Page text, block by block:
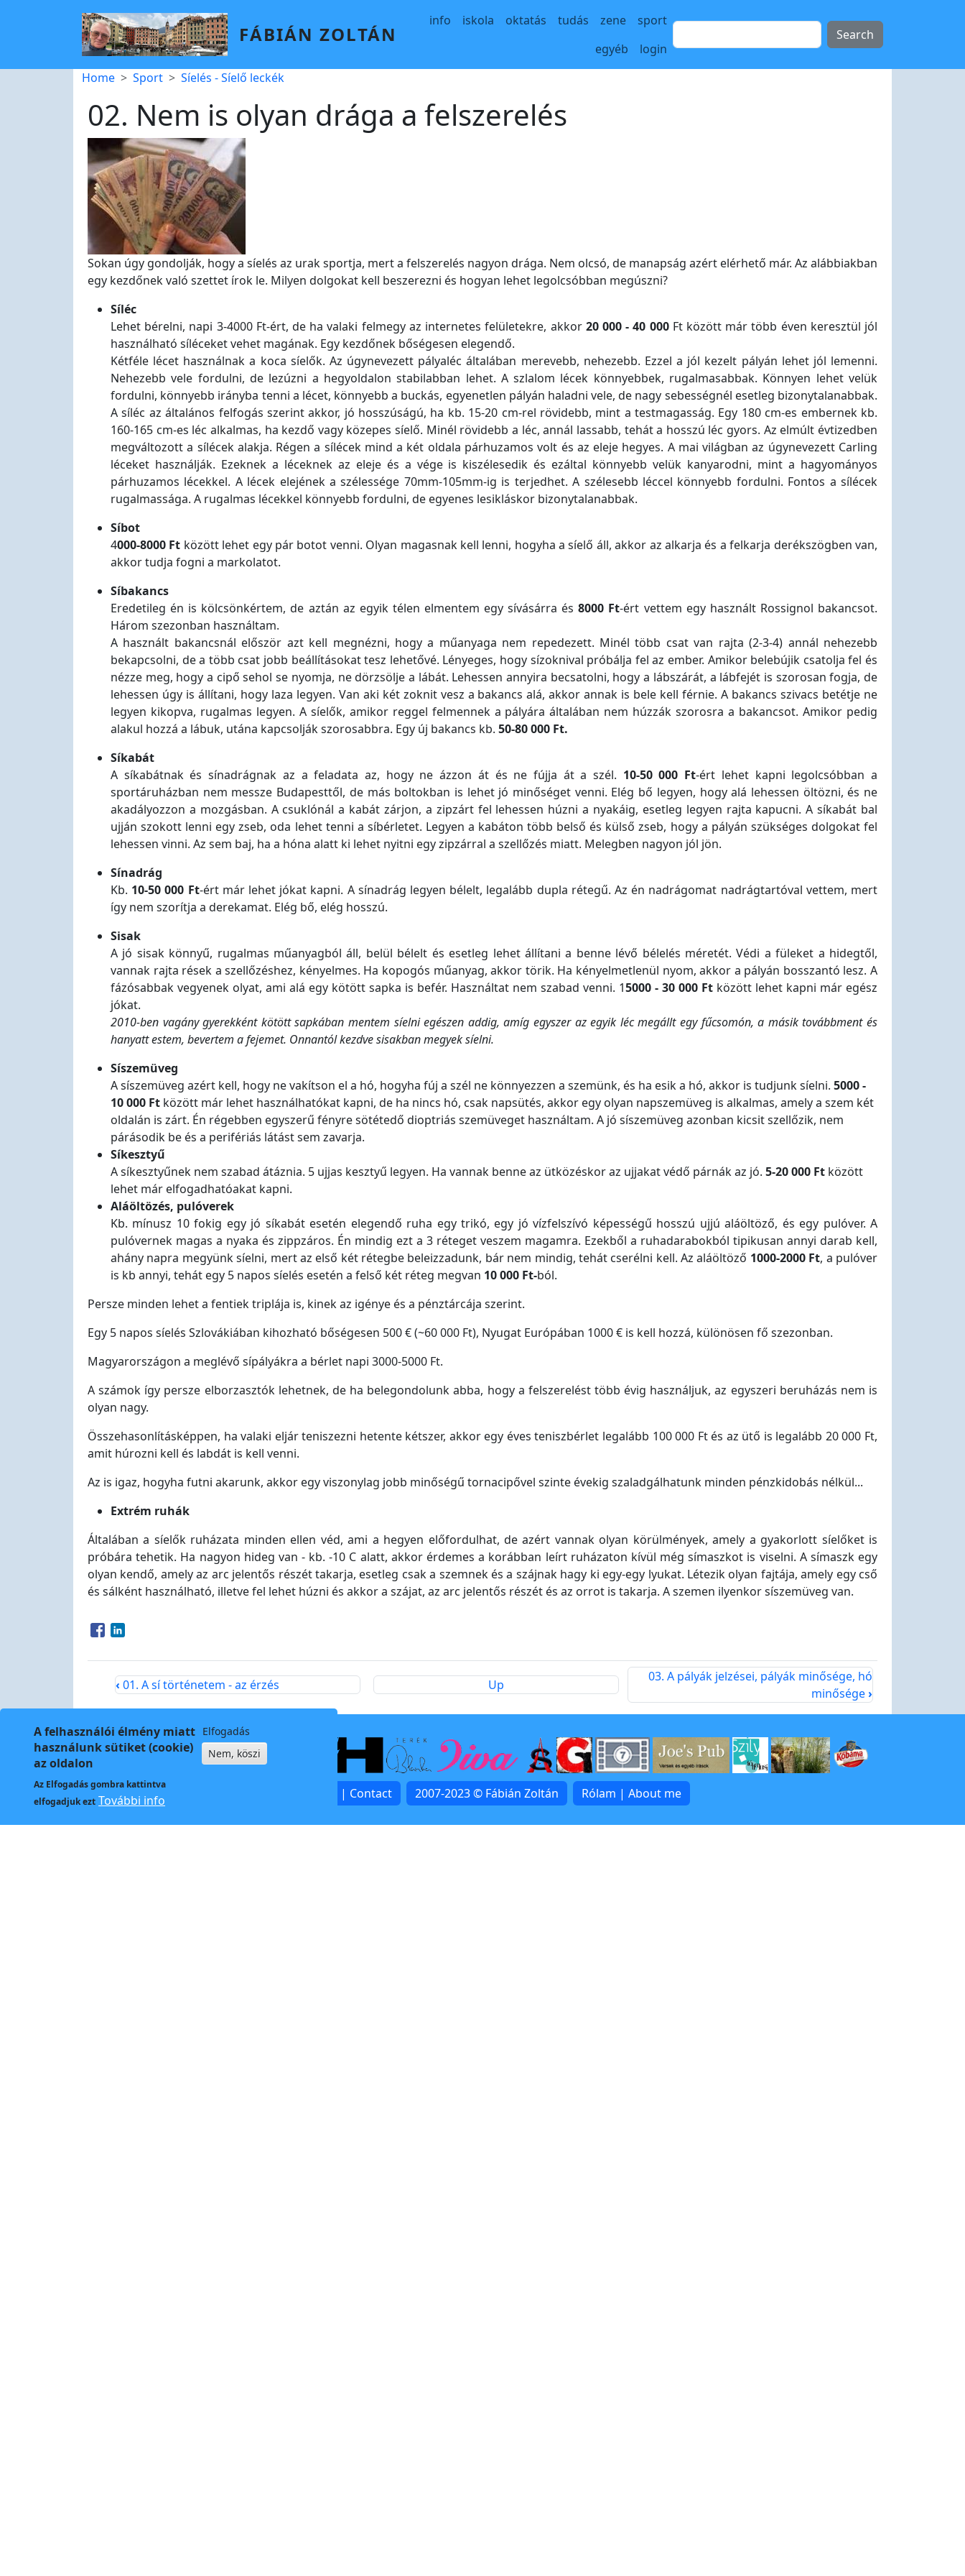
FÁBIÁN ZOLTÁN
Main navigation
info iskola oktatás tudás zene
sport
egyéb
login
Breadcrumb
Home Sport Síelés - Síelő leckék
02. Nem is olyan drága a felszerelés
Sokan úgy gondolják, hogy a síelés az urak sportja, mert a felszerelés nagyon drága. Nem olcsó, de manapság azért elérhető már. Az alábbiakban
egy kezdőnek való szettet írok le. Milyen dolgokat kell beszerezni és hogyan lehet legolcsóbban megúszni?
Síléc
Lehet bérelni, napi 3-4000 Ft-ért, de ha valaki felmegy az internetes felületekre, akkor 20 000 - 40 000Ft között már több éven keresztül jól
használható síléceket vehet magának. Egy kezdőnek bőségesen elegendő.
Kétféle lécet használnak a koca síelők. Az úgynevezett pályaléc általában merevebb, nehezebb. Ezzel a jól kezelt pályán lehet jól lemenni.
Nehezebb vele fordulni, de lezúzni a hegyoldalon stabilabban lehet. A szlalom lécek könnyebbek, rugalmasabbak. Könnyen lehet velük
fordulni, könnyebb irányba tenni a lécet, könnyebb a buckás, egyenetlen pályán haladni vele, de nagy sebességnél esetleg bizonytalanabbak.
A síléc az általános felfogás szerint akkor, jó hosszúságú, ha kb. 15-20 cm-rel rövidebb, mint a testmagasság. Egy 180 cm-es embernek kb.
160-165 cm-es léc alkalmas, ha kezdő vagy közepes síelő. Minél rövidebb a léc, annál lassabb, tehát a hosszú léc gyors. Az elmúlt évtizedben
megváltozott a sílécek alakja. Régen a sílécek mind a két oldala párhuzamos volt és az eleje hegyes. A mai világban az úgynevezett Carling
léceket használják. Ezeknek a léceknek az eleje és a vége is kiszélesedik és ezáltal könnyebb velük kanyarodni, mint a hagyományos
párhuzamos lécekkel. A lécek elejének a szélessége 70mm-105mm-ig is terjedhet. A szélesebb léccel könnyebb fordulni. Fontos a sílécek
rugalmassága. A rugalmas lécekkel könnyebb fordulni, de egyenes lesikláskor bizonytalanabbak.
Síbot
4000-8000 Ft között lehet egy pár botot venni. Olyan magasnak kell lenni, hogyha a síelő áll, akkor az alkarja és a felkarja derékszögben van,
akkor tudja fogni a markolatot.
Síbakancs
Eredetileg én is kölcsönkértem, de aztán az egyik télen elmentem egy sívásárra és8000 Ft-ért vettem egy használt Rossignol bakancsot.
Három szezonban használtam.
A használt bakancsnál először azt kell megnézni, hogy a műanyaga nem repedezett. Minél több csat van rajta (2-3-4) annál nehezebb
bekapcsolni, de a több csat jobb beállításokat tesz lehetővé. Lényeges, hogy sízoknival próbálja fel az ember. Amikor belebújik csatolja fel és
nézze meg, hogy a cipő sehol se nyomja, ne dörzsölje a lábát. Lehessen annyira becsatolni, hogy a lábszárát, a lábfejét is szorosan fogja, de
lehessen úgy is állítani, hogy laza legyen. Van aki két zoknit vesz a bakancs alá, akkor annak is bele kell férnie. A bakancs szivacs betétje ne
legyen kikopva, rugalmas legyen. A síelők, amikor reggel felmennek a pályára általában nem húzzák szorosra a bakancsot. Amikor pedig
alakul hozzá a lábuk, utána kapcsolják szorosabbra. Egy új bakancs kb. 50-80 000 Ft.
Síkabát
A síkabátnak és sínadrágnak az a feladata az, hogy ne ázzon át és ne fújja át a szél. 10-50 000 Ft-ért lehet kapni legolcsóbban a
sportáruházban nem messze Budapesttől, de más boltokban is lehet jó minőséget venni. Elég bő legyen, hogy alá lehessen öltözni, és ne
akadályozzon a mozgásban. A csuklónál a kabát zárjon, a zipzárt fel lehessen húzni a nyakáig, esetleg legyen rajta kapucni. A síkabát bal
ujján szokott lenni egy zseb, oda lehet tenni a síbérletet. Legyen a kabáton több belső és külső zseb, hogy a pályán szükséges dolgokat fel
lehessen vinni. Az sem baj, ha a hóna alatt ki lehet nyitni egy zipzárral a szellőzés miatt. Melegben nagyon jól jön.
Sínadrág
Kb. 10-50 000 Ft-ért már lehet jókat kapni. A sínadrág legyen bélelt, legalább dupla rétegű. Az én nadrágomat nadrágtartóval vettem, mert
így nem szorítja a derekamat. Elég bő, elég hosszú.
Sisak
A jó sisak könnyű, rugalmas műanyagból áll, belül bélelt és esetleg lehet állítani a benne lévő bélelés méretét. Védi a füleket a hidegtől,
vannak rajta rések a szellőzéshez, kényelmes. Ha kopogós műanyag, akkor törik. Ha kényelmetlenül nyom, akkor a pályán bosszantó lesz. A
fázósabbak vegyenek olyat, ami alá egy kötött sapka is befér. Használtat nem szabad venni. 15000 - 30 000 Ft között lehet kapni már egész
jókat.
2010-ben vagány gyerekként kötött sapkában mentem síelni egészen addig, amíg egyszer az egyik léc megállt egy fűcsomón, a másik továbbment és
hanyatt estem, bevertem a fejemet. Onnantól kezdve sisakban megyek síelni.
Síszemüveg
A síszemüveg azért kell, hogy ne vakítson el a hó, hogyha fúj a szél ne könnyezzen a szemünk, és ha esik a hó, akkor is tudjunk síelni. 5000 -
10 000 Ft között már lehet használhatókat kapni, de ha nincs hó, csak napsütés, akkor egy olyan napszemüveg is alkalmas, amely a szem két
oldalán is zárt. Én régebben egyszerű fényre sötétedő dioptriás szemüveget használtam. A jó síszemüveg azonban kicsit szellőzik, nem
párásodik be és a perifériás látást sem zavarja.
Síkesztyű
A síkesztyűnek nem szabad átáznia. 5 ujjas kesztyű legyen. Ha vannak benne az ütközéskor az ujjakat védő párnák az jó. 5-20 000 Ft között
lehet már elfogadhatóakat kapni.
Aláöltözés, pulóverek
Kb. mínusz 10 fokig egy jó síkabát esetén elegendő ruha egy trikó, egy jó vízfelszívó képességű hosszú ujjú aláöltöző, és egy pulóver. A
pulóvernek magas a nyaka és zippzáros. Én mindig ezt a 3 réteget veszem magamra. Ezekből a ruhadarabokból tipikusan annyi darab kell,
ahány napra megyünk síelni, mert az első két rétegbe beleizzadunk, bár nem mindig, tehát cserélni kell. Az aláöltöző 1000-2000 Ft, a pulóver
is kb annyi, tehát egy 5 napos síelés esetén a felső két réteg megvan 10 000 Ft-ból.
Persze minden lehet a fentiek triplája is, kinek az igénye és a pénztárcája szerint.
Egy 5 napos síelés Szlovákiában kihozható bőségesen 500 € (~60 000 Ft), Nyugat Európában 1000 € is kell hozzá, különösen fő szezonban.
Magyarországon a meglévő sípályákra a bérlet napi 3000-5000 Ft.
A számok így persze elborzasztók lehetnek, de ha belegondolunk abba, hogy a felszerelést több évig használjuk, az egyszeri beruházás nem is
olyan nagy.
Összehasonlításképpen, ha valaki eljár teniszezni hetente kétszer, akkor egy éves teniszbérlet legalább 100 000 Ft és az ütő is legalább 20 000 Ft,
amit húrozni kell és labdát is kell venni.
Az is igaz, hogyha futni akarunk, akkor egy viszonylag jobb minőségű tornacipővel szinte évekig szaladgálhatunk minden pénzkidobás nélkül...
Extrém ruhák
Általában a síelők ruházata minden ellen véd, ami a hegyen előfordulhat, de azért vannak olyan körülmények, amely a gyakorlott síelőket is
próbára tehetik. Ha nagyon hideg van - kb. -10 C alatt, akkor érdemes a korábban leírt ruházaton kívül még símaszkot is viselni. A símaszk egy
olyan kendő, amely az arc jelentős részét takarja, esetleg csak a szemnek és a szájnak hagy ki egy-egy lyukat. Létezik olyan fajtája, amely egy cső
és sálként használható, illetve fel lehet húzni és akkor a szájat, az arc jelentős részét és az orrot is takarja. A szemen ilyenkor síszemüveg van.
Opens in a new window
Opens in a new window
‹ 01. A sí történetem - az érzés Up
03. A pályák jelzései, pályák minősége, hó
minősége›
Kapcsolat | Contact 2007-2023 © Fábián Zoltán Rólam | About me
A felhasználói élmény miatt
használunk sütiket (cookie)
az oldalon
Az Elfogadásgombra kattintva
elfogadjuk ezt További info
Elfogadás
Nem, köszi